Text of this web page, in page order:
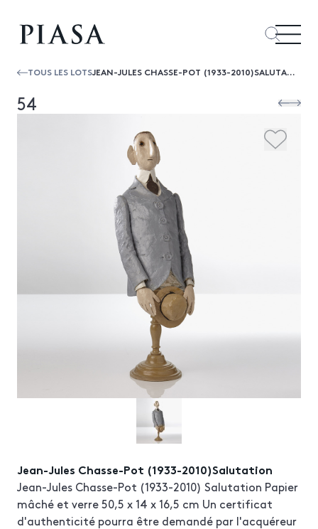
TOUS LES LOTS JEAN-JULES CHASSE-POT (1933-2010)SALUTATION
54
Jean-Jules Chasse-Pot (1933-2010)Salutation
Jean-Jules Chasse-Pot (1933-2010) Salutation Papier
mâché et verre 50,5 x 14 x 16,5 cm Un certificat
d'authenticité pourra être demandé par l'acquéreur